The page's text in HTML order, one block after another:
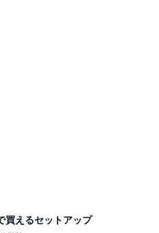
買えるセットアップ